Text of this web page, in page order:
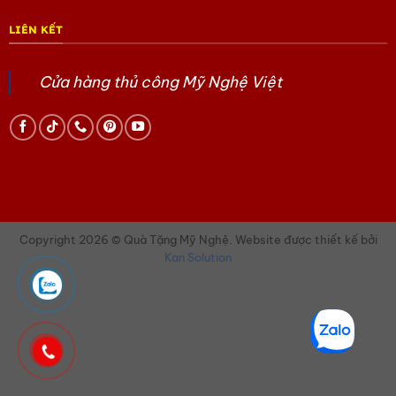
Tham khảo các sản phẩm Quà tặng lụa Hà Đôngtại
Tham khảo các sản phẩm gốm Bát Tràng
đây
Tham khảo các sản phẩm quà Doanh Nghiệp khác
tại đây
Tham khảo các sản phẩm Quà tặng văn hóa Việt
đây
Hoặc trang Facebook của chúng tôi
LIÊN KẾT
Cửa hàng thủ công Mỹ Nghệ Việt
Copyright 2026 © Quà Tặng Mỹ Nghệ. Website được thiết kế bởi
Kan Solution